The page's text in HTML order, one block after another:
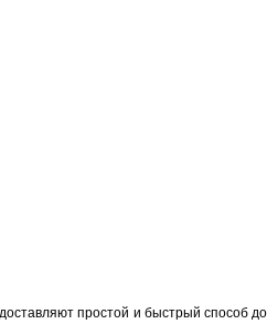
простой и быстрый способ